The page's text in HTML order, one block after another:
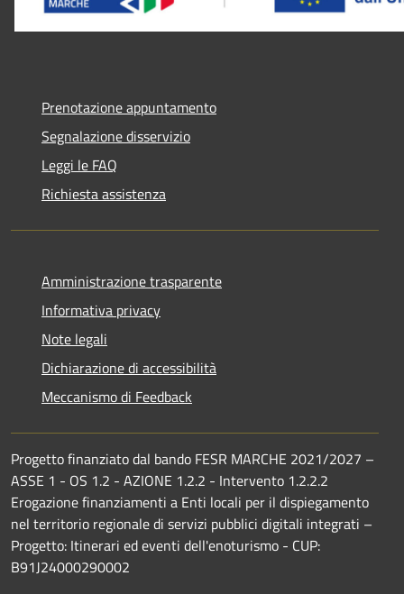
Prenotazione appuntamento
Segnalazione disservizio
Leggi le FAQ
Richiesta assistenza
Amministrazione trasparente
Informativa privacy
Note legali
Dichiarazione di accessibilità
Meccanismo di Feedback
Progetto finanziato dal bando FESR MARCHE 2021/2027 –
ASSE 1 - OS 1.2 - AZIONE 1.2.2 - Intervento 1.2.2.2
Erogazione finanziamenti a Enti locali per il dispiegamento
nel territorio regionale di servizi pubblici digitali integrati –
Progetto: Itinerari ed eventi dell'enoturismo - CUP:
B91J24000290002